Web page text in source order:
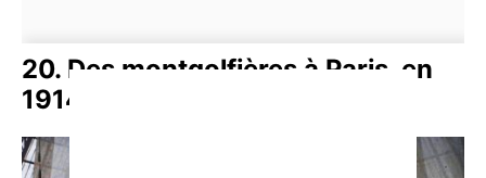
20. Des montgolfières à Paris, en
1914